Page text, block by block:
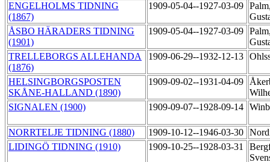
ENGELHOLMS TIDNING
(1867)
1909-05-04--1927-03-09
ÅSBO HÄRADERS TIDNING
(1901)
1909-05-04--1927-03-09
TRELLEBORGS ALLEHANDA
(1876)
1909-06-29--1932-12-13
HELSINGBORGSPOSTEN
SKÅNE-HALLAND (1890)
1909-09-02--1931-04-09
SIGNALEN (1900)
1909-09-07--1928-09-14
NORRTELJE TIDNING (1880) 1909-10-12--1946-03-30
LIDINGÖ TIDNING (1910)
1909-10-25--1928-03-31